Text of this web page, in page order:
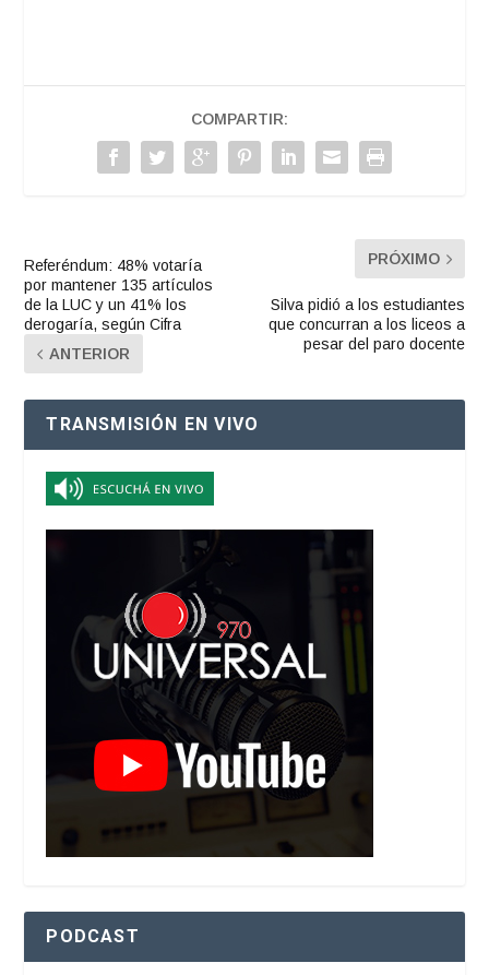
COMPARTIR:
Referéndum: 48% votaría
por mantener 135 artículos
de la LUC y un 41% los
derogaría, según Cifra
ANTERIOR
PRÓXIMO
Silva pidió a los estudiantes
que concurran a los liceos a
pesar del paro docente
TRANSMISIÓN EN VIVO
PODCAST